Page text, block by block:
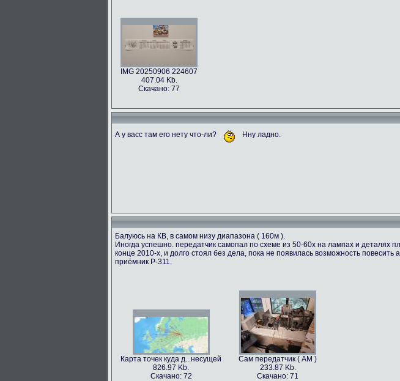
IMG 20250906 224607
407.04 Kb.
Скачано: 77
А у васс там его нету что-ли?
Нну ладно.
Балуюсь на КВ, в самом низу диапазона ( 160м ).
Иногда успешно. передатчик самопал по схеме из 50-60х на лампах и деталях
конце 2010-х, и долго стоял без дела, пока не появилась возможность
приёмник Р-311.
Карта точек куда д...несущей
826.97 Kb.
Скачано: 72
Сам передатчик ( АМ )
233.87 Kb.
Скачано: 71